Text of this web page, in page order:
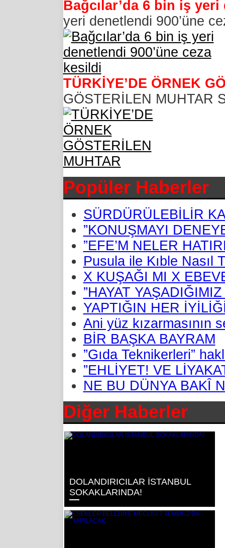
Bağcılar’da 6 bin iş
yeri denetlendi 900’üne
TÜRKİYE’DE ÖRNEK
GÖSTERİLEN MUHTAR
Popüler Haberler
SÜRDÜRÜLEBİLİR
”KONUŞMAYI
”EFE’M NELER
Pusula ile Kıble Nasıl
X KUŞAĞI MI X
”HAYAT
YAPTIĞIN HER
Ani yüz kızarmasının
BİR BAŞKA BAYRAM
”Gıda Teknikerleri”
”EHLİYET! VE
NE BU DÜNYA BAKÎ
Diğer Haberler
DOLANDIRICILAR İSTANBUL
SOKAKLARINDA!